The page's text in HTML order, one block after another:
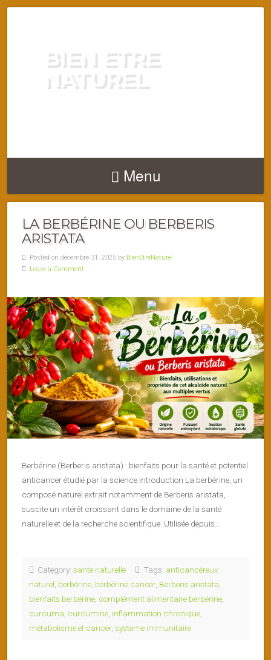
BIEN ETRE
NATUREL
Menu
LA BERBÉRINE OU BERBERIS
ARISTATA
Posted on décembre 31, 2025 by BienEtreNaturel
Leave a Comment
Berbérine (Berberis aristata) : bienfaits pour la santé et potentiel
anticancer étudié par la science Introduction La berbérine, un
composé naturel extrait notamment de Berberis aristata,
suscite un intérêt croissant dans le domaine de la santé
naturelle et de la recherche scientifique. Utilisée depuis…
Category: sante naturelle Tags: anticancéreux
naturel berbérine berbérine cancer, Berberis aristata
bienfaits berbérine complément alimentaire berbérine
curcuma curcumine inflammation chronique
métabolisme et cancer, systeme immunitaire